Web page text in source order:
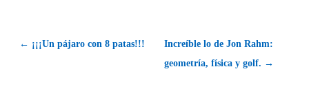
← ¡¡¡Un pájaro con 8 patas!!!
Increíble lo de Jon Rahm:
geometría, física y golf. →